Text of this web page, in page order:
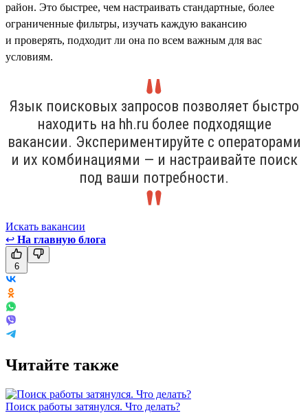
район. Это быстрее, чем настраивать стандартные, более
ограниченные фильтры, изучать каждую вакансию
и проверять, подходит ли она по всем важным для вас
условиям.
Язык поисковых запросов позволяет быстро
находить на hh.ru более подходящие
вакансии. Экспериментируйте с операторами
и их комбинациями — и настраивайте поиск
под ваши потребности.
Искать вакансии
↩ На главную блога
6
Читайте также
Поиск работы затянулся. Что делать?